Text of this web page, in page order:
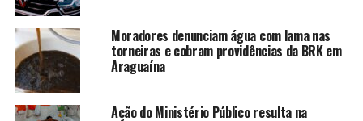
Moradores denunciam água com lama nas
torneiras e cobram providências da BRK em
Araguaína
Ação do Ministério Público resulta na